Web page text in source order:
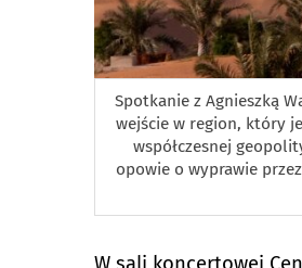
Spotkanie z Agnieszką
wejście w region, który
współczesnej
opowie o wyprawie
W sali koncertowej